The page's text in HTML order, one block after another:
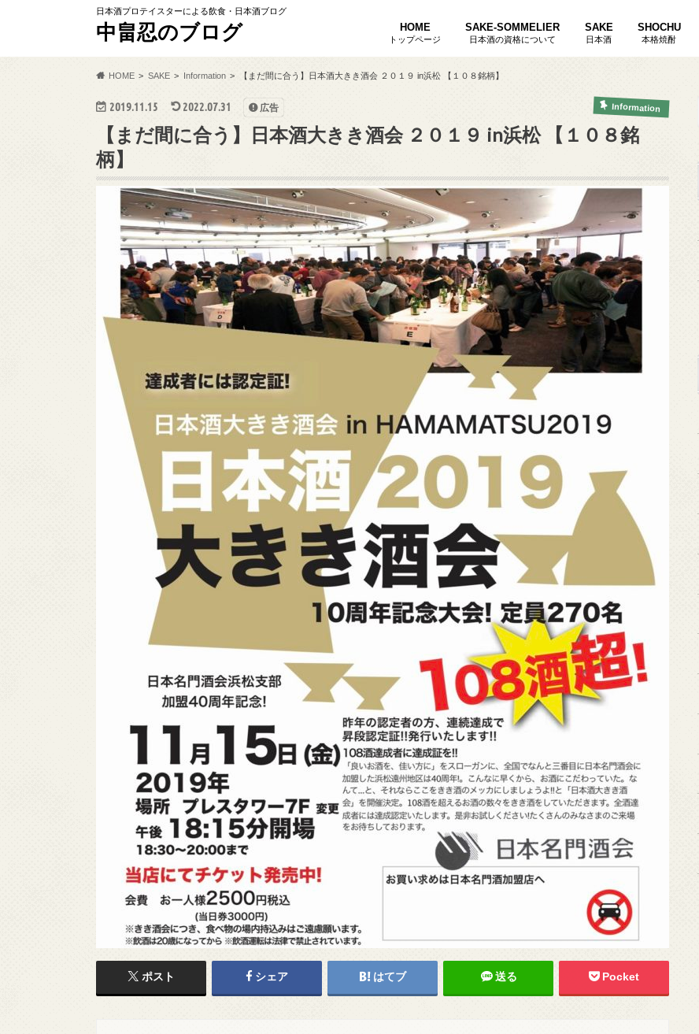
日本酒プロテイスターによる飲食・日本酒ブログ
中畠忍のブログ HOME
トップページ
SAKE-SOMMELIER
日本酒の資格について
SAKE
日本酒
SHOCHU
本格焼酎
HOME SAKE Information 【まだ間に合う】日本酒大きき酒会 ２０１９ in浜松 【１０８銘柄】
2019.11.15 2022.07.31 Information
広告
【まだ間に合う】日本酒大きき酒会 ２０１９ in浜松 【１０８銘
柄】
ポスト シェア はてブ 送る Pocket